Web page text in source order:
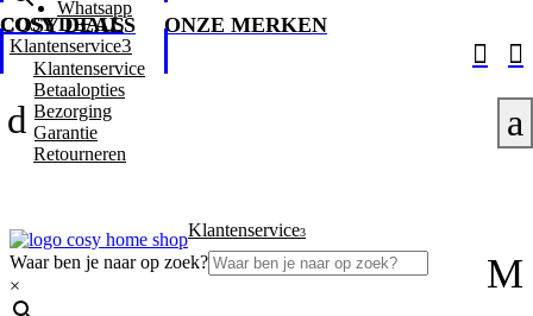
Whatsapp


Klantenservice3
Klantenservice
Betaalopties
Bezorging
Garantie
Retourneren
COSY DEALS
d
Waar ben je naar op zoek?
×
M
Klantenservice3
COSY DEALS ONZE MERKEN
a